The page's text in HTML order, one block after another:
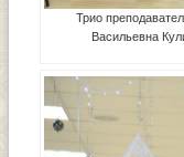
Трио
Васильевна